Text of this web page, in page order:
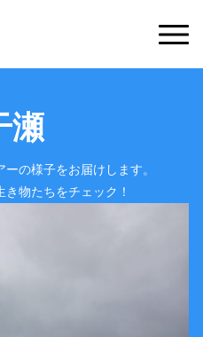
瀬
の様子をお届けします。
物たちをチェック！